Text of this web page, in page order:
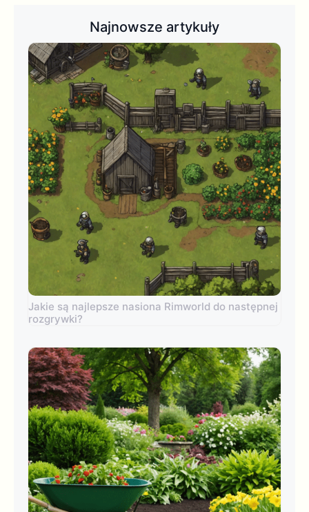
Najnowsze artykuły
Jakie są najlepsze nasiona Rimworld do następnej
rozgrywki?